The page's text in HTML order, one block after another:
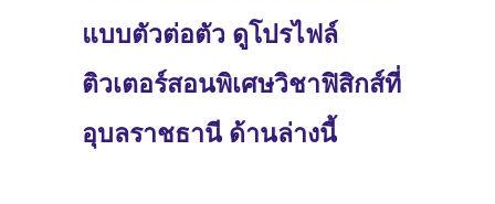
แบบตัวต่อตัว ดูโปรไฟล์
ติวเตอร์สอนพิเศษวิชาฟิสิกส์ที่
อุบลราชธานี ด้านล่างนี้